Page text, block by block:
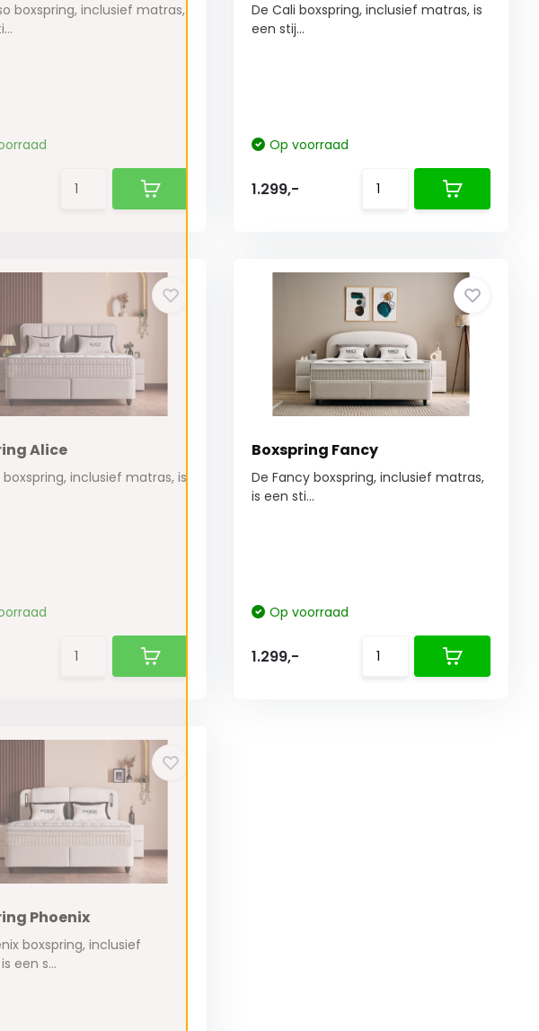
boxspring, inclusief matras,
De Cali boxspring, inclusief matras, is
een stij...
Op voorraad
1.299,-
Alice
boxspring, inclusief matras, is
Boxspring Fancy
De Fancy boxspring, inclusief matras,
is een sti...
Op voorraad
1.299,-
Phoenix
boxspring, inclusief
een s...